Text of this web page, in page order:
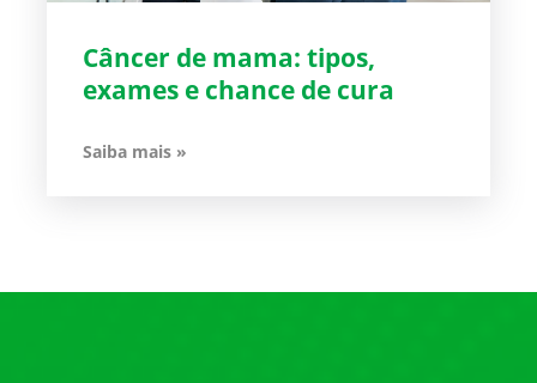
Câncer de mama: tipos,
exames e chance de cura
Saiba mais »